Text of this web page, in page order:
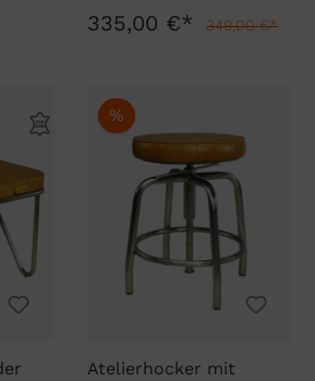
335,00 €* 349,00 €*
%
Atelierhocker mit